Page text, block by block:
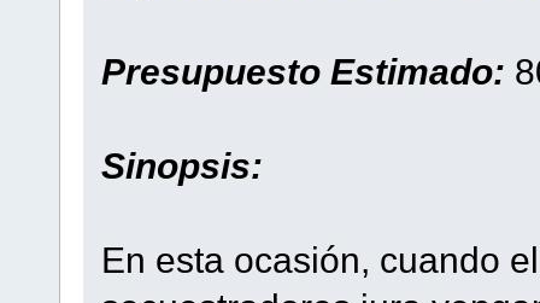
Presupuesto Estimado:
Sinopsis:
En esta ocasión, cuando